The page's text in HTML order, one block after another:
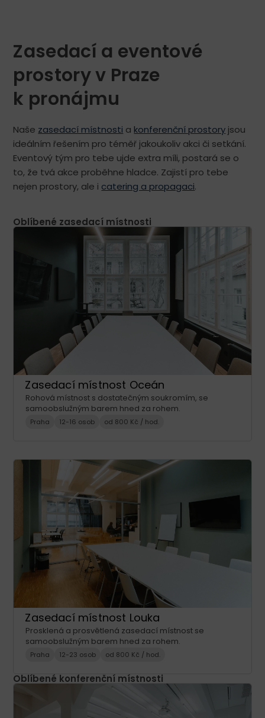
Zasedací a eventové
prostory v Praze
k pronájmu
Naše zasedací místnosti a konferenční prostory jsou
ideálním řešením pro téměř jakoukoliv akci či setkání.
Eventový tým pro tebe ujde extra míli, postará se o
to, že tvá akce proběhne hladce. Zajistí pro tebe
nejen prostory, ale i catering a propagaci.
Oblíbené zasedací místnosti
Zasedací místnost Oceán
Rohová místnost s dostatečným soukromím, se
samoobslužným barem hned za rohem.
Praha 12-16 osob od 800 Kč / hod.
Zasedací místnost Louka
Prosklená a prosvětlená zasedací místnost se
samoobslužným barem hned za rohem.
Praha 12-23 osob od 800 Kč / hod.
Oblíbené konferenční místnosti